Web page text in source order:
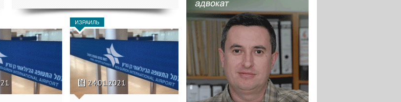
ИЗРАИЛЬ
24.01.2021